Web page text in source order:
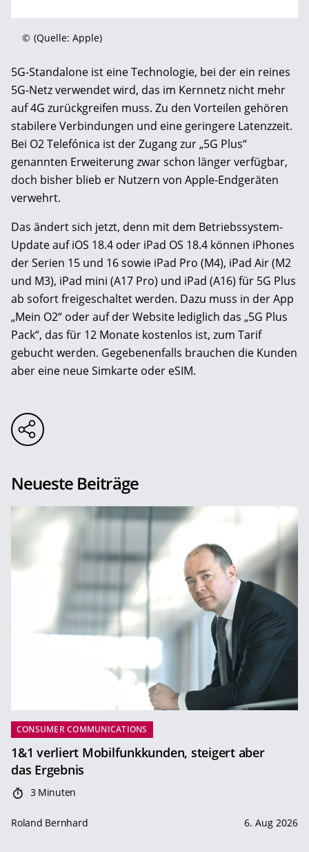
© (Quelle: Apple)
5G-Standalone ist eine Technologie, bei der ein reines
5G-Netz verwendet wird, das im Kernnetz nicht mehr
auf 4G zurückgreifen muss. Zu den Vorteilen gehören
stabilere Verbindungen und eine geringere Latenzzeit.
Bei O2 Telefónica ist der Zugang zur „5G Plus“
genannten Erweiterung zwar schon länger verfügbar,
doch bisher blieb er Nutzern von Apple-Endgeräten
verwehrt.
Das ändert sich jetzt, denn mit dem Betriebssystem-
Update auf iOS 18.4 oder iPad OS 18.4 können iPhones
der Serien 15 und 16 sowie iPad Pro (M4), iPad Air (M2
und M3), iPad mini (A17 Pro) und iPad (A16) für 5G Plus
ab sofort freigeschaltet werden. Dazu muss in der App
„Mein O2“ oder auf der Website lediglich das „5G Plus
Pack“, das für 12 Monate kostenlos ist, zum Tarif
gebucht werden. Gegebenenfalls brauchen die Kunden
aber eine neue Simkarte oder eSIM.
Neueste Beiträge
CONSUMER COMMUNICATIONS
1&1 verliert Mobilfunkkunden, steigert aber
das Ergebnis
3 Minuten
Roland Bernhard 6. Aug 2026